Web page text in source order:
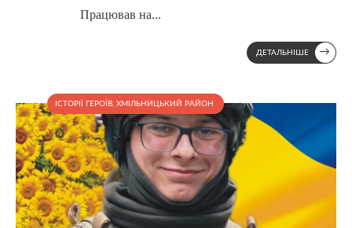
Працював на...
ДЕТАЛЬНІШЕ →
ІСТОРІЇ ГЕРОЇВ ХМІЛЬНИЦЬКИЙ РАЙОН